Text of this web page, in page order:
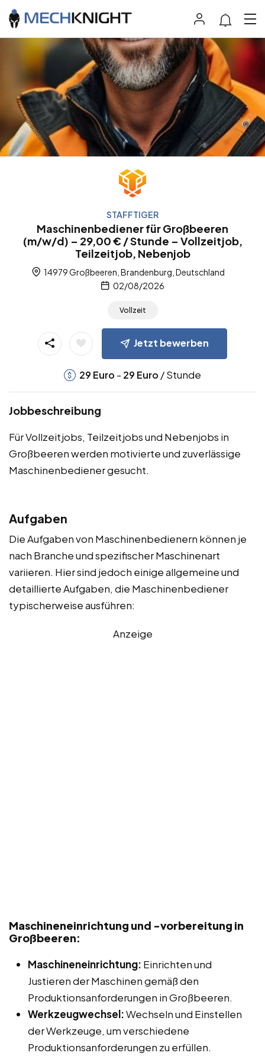
STAFFTIGER
Maschinenbediener für Großbeeren
(m/w/d) – 29,00 € / Stunde – Vollzeitjob,
Teilzeitjob, Nebenjob
14979 Großbeeren, Brandenburg, Deutschland
02/08/2026
Vollzeit
Jetzt bewerben
29 Euro - 29 Euro / Stunde
Jobbeschreibung
Für Vollzeitjobs, Teilzeitjobs und Nebenjobs in
Großbeeren werden motivierte und zuverlässige
Maschinenbediener gesucht.
Aufgaben
Die Aufgaben von Maschinenbedienern können je
nach Branche und spezifischer Maschinenart
variieren. Hier sind jedoch einige allgemeine und
detaillierte Aufgaben, die Maschinenbediener
typischerweise ausführen:
Anzeige
Maschineneinrichtung und -vorbereitung in
Großbeeren:
Maschineneinrichtung: Einrichten und
Justieren der Maschinen gemäß den
Produktionsanforderungen in Großbeeren.
Werkzeugwechsel:Wechseln und Einstellen
der Werkzeuge, um verschiedene
Produktionsanforderungen zu erfüllen.